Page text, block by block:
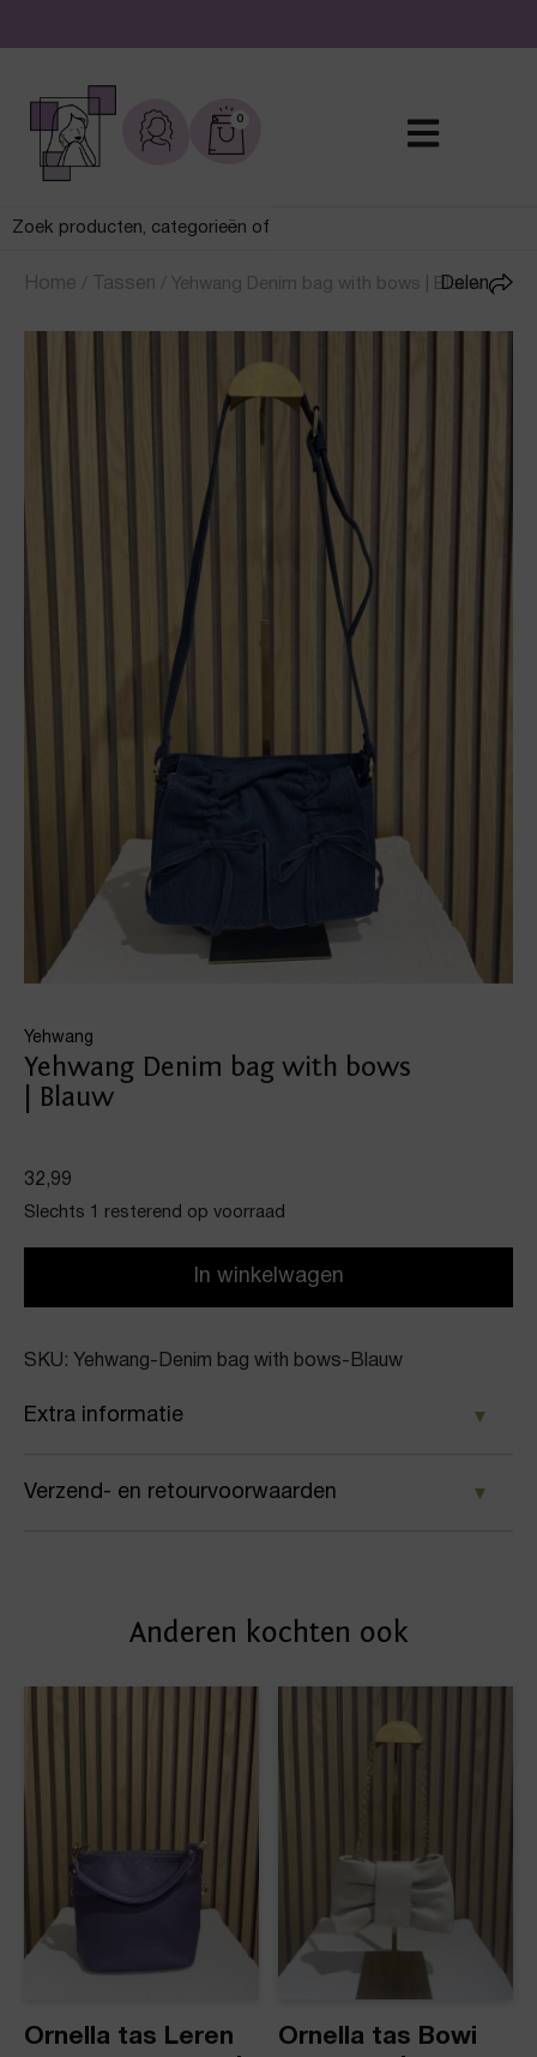
De leukste sieraden online en in de winkel
0
Home / Tassen / Yehwang Denim bag with bows | Blauw
Yehwang
Yehwang Denim bag with bows
| Blauw
Delen
32,99
Slechts 1 resterend op voorraad
In winkelwagen
SKU: Yehwang-Denim bag with bows-Blauw
Extra informatie
Kleur
Verzend- en retourvoorwaarden
afleveradres. Voor geplaatste bestellingen geldt bij
Anderen kochten ook
Ornella tas Leren
Ornella tas Bowi